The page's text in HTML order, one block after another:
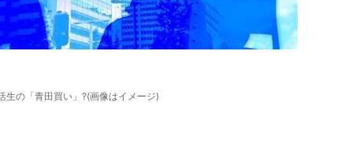
生の「青田買い」?(画像はイメージ)